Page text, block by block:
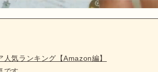
気ランキング【Amazon編】